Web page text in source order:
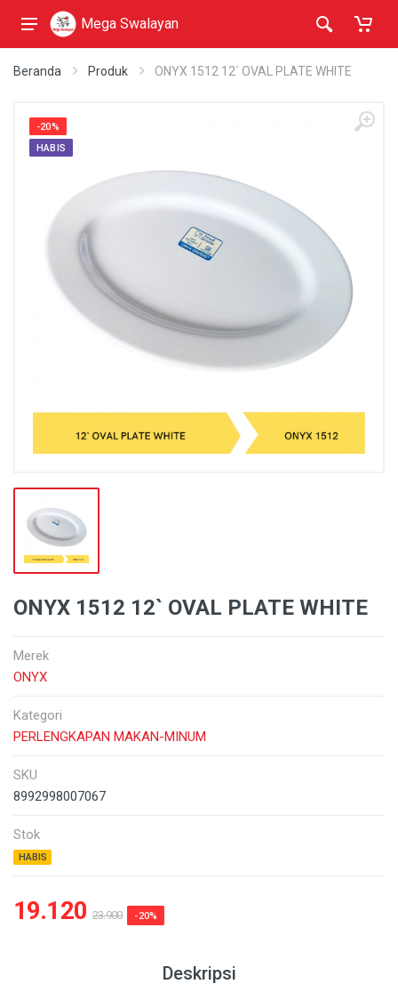
Mega Swalayan
Beranda Produk ONYX 1512 12` OVAL PLATE WHITE
-20%
HABIS
ONYX 1512 12` OVAL PLATE WHITE
Merek
ONYX
Kategori
PERLENGKAPAN MAKAN-MINUM
SKU
8992998007067
Stok
HABIS
19.120 23.900 -20%
Deskripsi